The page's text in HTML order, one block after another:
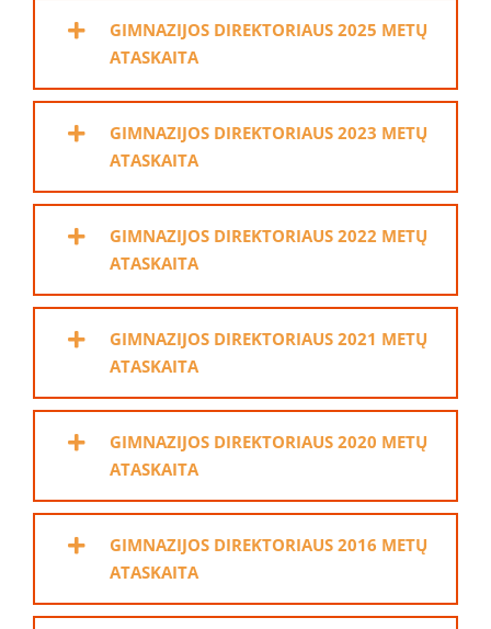
GIMNAZIJOS DIREKTORIAUS 2025 METŲ
ATASKAITA
GIMNAZIJOS DIREKTORIAUS 2023 METŲ
ATASKAITA
GIMNAZIJOS DIREKTORIAUS 2022 METŲ
ATASKAITA
GIMNAZIJOS DIREKTORIAUS 2021 METŲ
ATASKAITA
GIMNAZIJOS DIREKTORIAUS 2020 METŲ
ATASKAITA
GIMNAZIJOS DIREKTORIAUS 2016 METŲ
ATASKAITA